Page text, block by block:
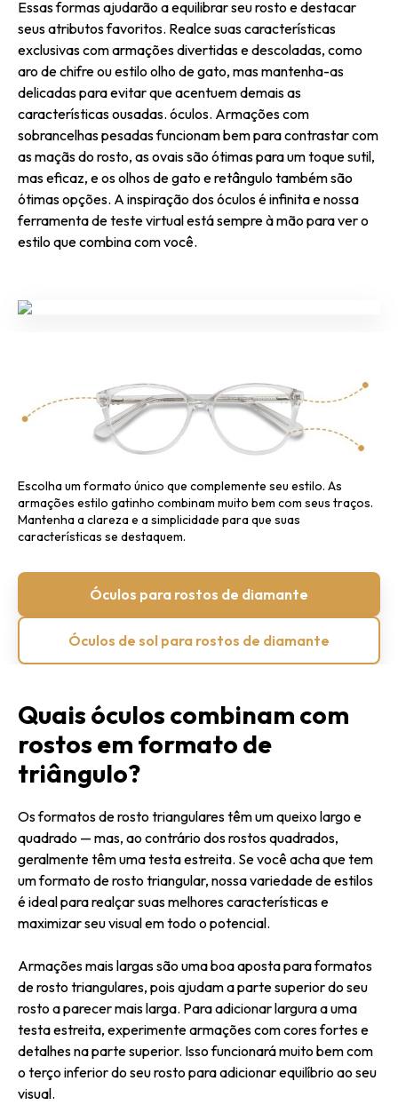
Essas formas ajudarão a equilibrar seu rosto e destacar
seus atributos favoritos. Realce suas características
exclusivas com armações divertidas e descoladas, como
aro de chifre ou estilo olho de gato, mas mantenha-as
delicadas para evitar que acentuem demais as
características ousadas. óculos. Armações com
sobrancelhas pesadas funcionam bem para contrastar com
as maçãs do rosto, as ovais são ótimas para um toque sutil,
mas eficaz, e os olhos de gato e retângulo também são
ótimas opções. A inspiração dos óculos é infinita e nossa
ferramenta de teste virtual está sempre à mão para ver o
estilo que combina com você.
Escolha um formato único que complemente seu estilo. As
armações estilo gatinho combinam muito bem com seus traços.
Mantenha a clareza e a simplicidade para que suas
características se destaquem.
Óculos para rostos de diamante
Óculos de sol para rostos de diamante
Quais óculos combinam com
rostos em formato de
triângulo?
Os formatos de rosto triangulares têm um queixo largo e
quadrado — mas, ao contrário dos rostos quadrados,
geralmente têm uma testa estreita. Se você acha que tem
um formato de rosto triangular, nossa variedade de estilos
é ideal para realçar suas melhores características e
maximizar seu visual em todo o potencial.
Armações mais largas são uma boa aposta para formatos
de rosto triangulares, pois ajudam a parte superior do seu
rosto a parecer mais larga. Para adicionar largura a uma
testa estreita, experimente armações com cores fortes e
detalhes na parte superior. Isso funcionará muito bem com
o terço inferior do seu rosto para adicionar equilíbrio ao seu
visual.